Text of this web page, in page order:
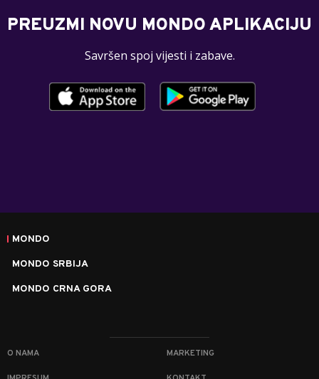
PREUZMI NOVU MONDO APLIKACIJU
Savršen spoj vijesti i zabave.
MONDO
MONDO SRBIJA
MONDO CRNA GORA
O NAMA MARKETING